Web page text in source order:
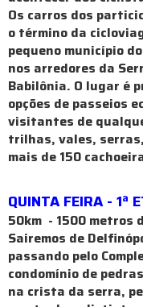
Os carros dos
o término da
pequeno município
nos arredores da
Babilônia. O lugar é
opções de passeios
visitantes de
trilhas, vales,
mais de 150
QUINTA FEIRA - 1ª
50km - 1500 metros
Sairemos de
passando pelo
condomínio de
na crista da serra,